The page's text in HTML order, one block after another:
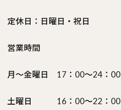
定休日：日曜日・祝日
営業時間
月～金曜日 17：00～24：00
土曜日 16：00～22：00